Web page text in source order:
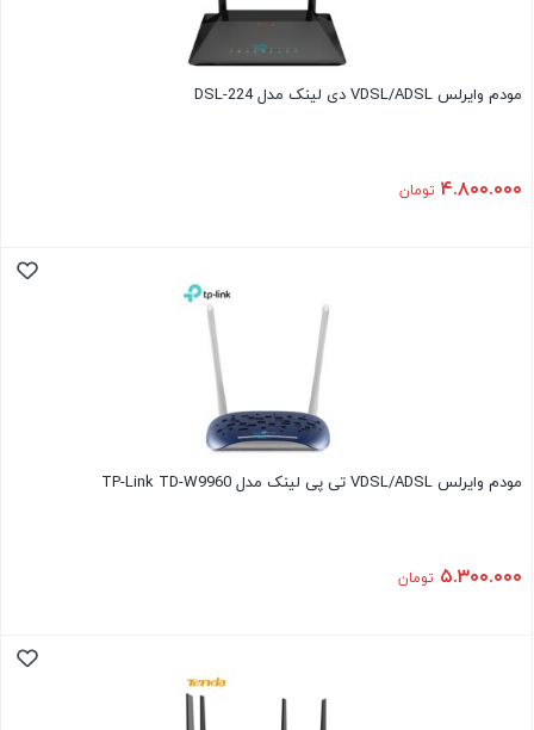
مودم وایرلس VDSL/ADSL دی لینک مدل DSL-224
۴.۸۰۰.۰۰۰ تومان
مودم وایرلس VDSL/ADSL تی پی لینک مدل TP-Link TD-W9960
۵.۳۰۰.۰۰۰ تومان